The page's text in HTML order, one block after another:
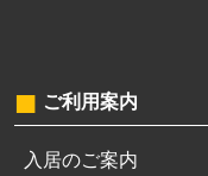
ご利用案内
入居のご案内